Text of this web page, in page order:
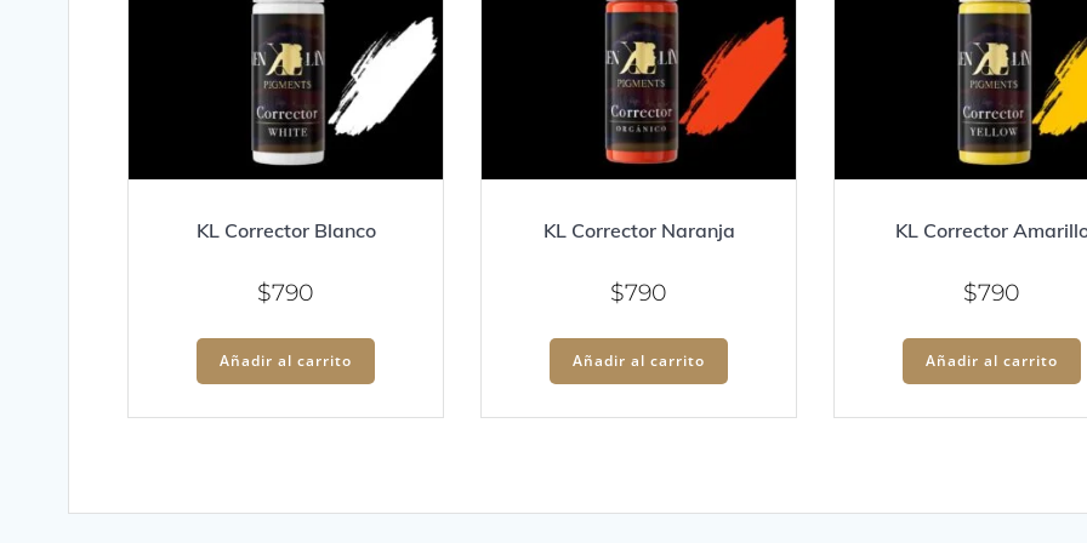
KL Corrector Blanco
$790
Añadir al carrito
KL Corrector Naranja
$790
Añadir al carrito
KL Corrector
$790
Añadir al carrito